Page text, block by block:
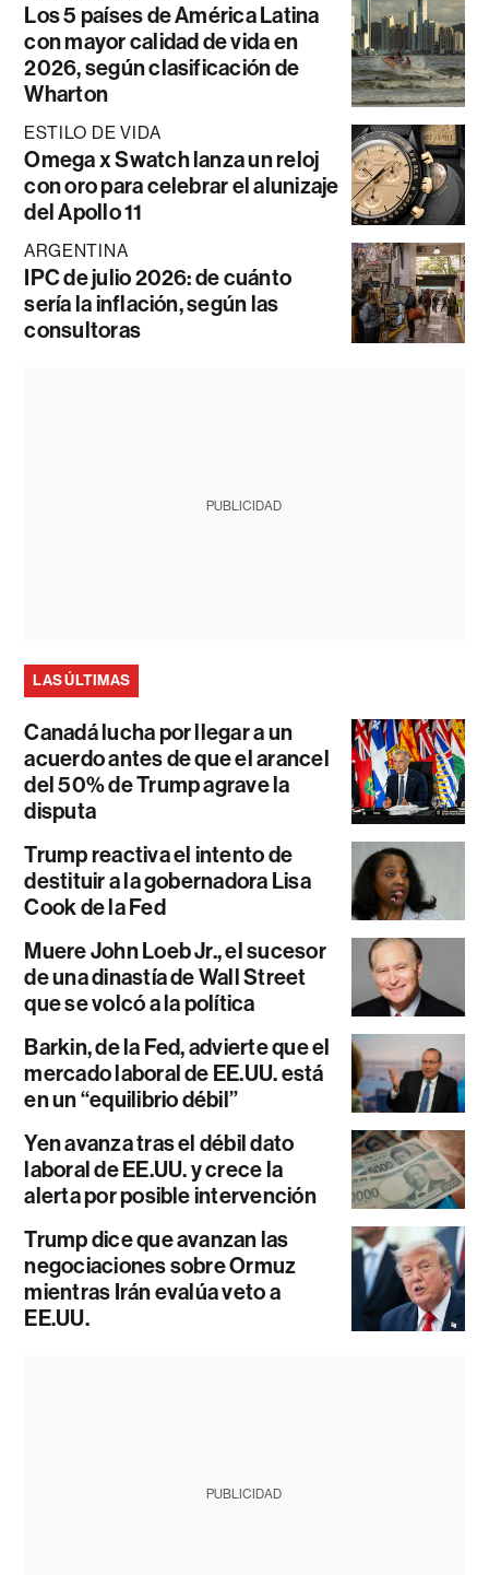
Los 5 países de América Latina
con mayor calidad de vida en
2026, según clasificación de
Wharton
ESTILO DE VIDA
Omega x Swatch lanza un reloj
con oro para celebrar el alunizaje
del Apollo 11
ARGENTINA
IPC de julio 2026: de cuánto
sería la inflación, según las
consultoras
PUBLICIDAD
LAS ÚLTIMAS
Canadá lucha por llegar a un
acuerdo antes de que el arancel
del 50% de Trump agrave la
disputa
Trump reactiva el intento de
destituir a la gobernadora Lisa
Cook de la Fed
Muere John Loeb Jr., el sucesor
de una dinastía de Wall Street
que se volcó a la política
Barkin, de la Fed, advierte que el
mercado laboral de EE.UU. está
en un “equilibrio débil”
Yen avanza tras el débil dato
laboral de EE.UU. y crece la
alerta por posible intervención
Trump dice que avanzan las
negociaciones sobre Ormuz
mientras Irán evalúa veto a
EE.UU.
PUBLICIDAD